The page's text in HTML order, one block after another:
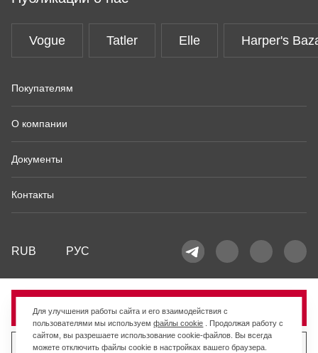
Продано
Продать похожий товар
Vogue Tatler Elle Harper's
Покупателям
О компании
Документы
Контакты
RUB РУС
Для улучшения работы сайта и его взаимодействия с
пользователями мы используемфайлы cookie . Продолжая работу с
сайтом, вы разрешаете использование cookie-файлов. Вы всегда
можете отключить файлы cookie в настройках вашего браузера.